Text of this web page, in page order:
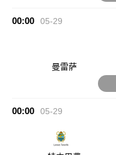
00:00 05-29
曼雷萨
00:00 05-29